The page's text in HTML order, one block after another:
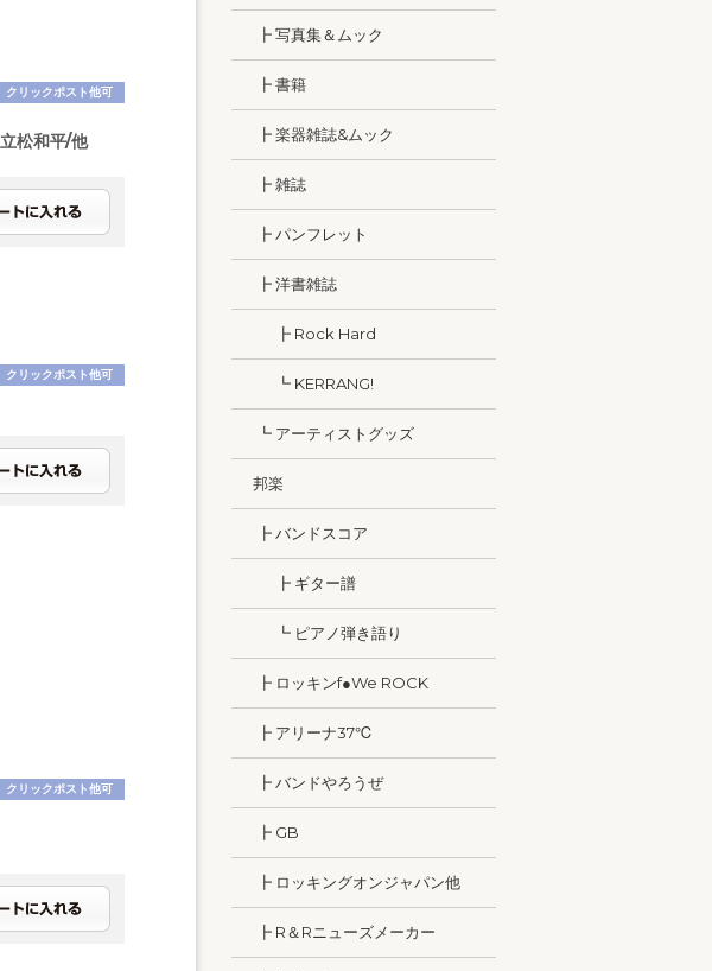
クリックポスト他可
松和平/他
クリックポスト他可
クリックポスト他可
┣ 写真集＆ムック
┣ 書籍
┣ 楽器雑誌&ムック
┣ 雑誌
┣ パンフレット
┣ 洋書雑誌
┣ Rock Hard
┗ KERRANG!
┗ アーティストグッズ
邦楽
┣ バンドスコア
┣ ギター譜
┗ ピアノ弾き語り
┣ ロッキンf●We ROCK
┣ アリーナ37℃
┣ バンドやろうぜ
┣ GB
┣ ロッキングオンジャパン他
┣ R＆Rニューズメーカー